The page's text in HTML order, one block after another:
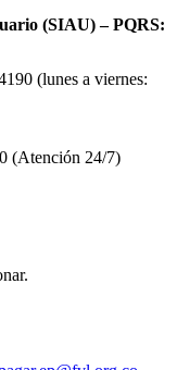
(SIAU) – PQRS:
(lunes a viernes:
(Atención 24/7)